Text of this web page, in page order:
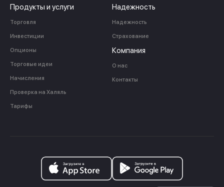
Продукты и услуги
Торговля
Инвестиции
Опционы
Торговые идеи
Начисления
Проверка на Халяль
Тарифы
Надежность
Надежность
Страхование
Компания
О нас
Контакты